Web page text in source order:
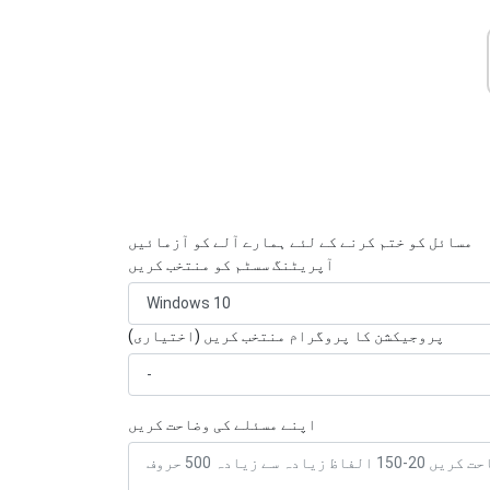
مسائل کو ختم کرنے کے لئے ہمارے آلے کو آزمائیں
آپریٹنگ سسٹم کو منتخب کریں
پروجیکشن کا پروگرام منتخب کریں (اختیاری)
اپنے مسئلے کی وضاحت کریں